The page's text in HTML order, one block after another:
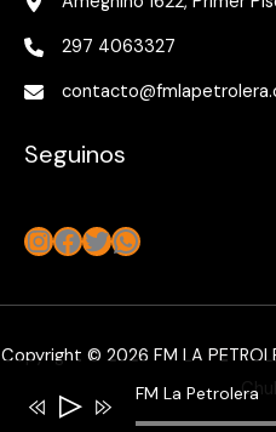
297 4063327
Seguinos
Instagram
Facebook
Twitter
WhatsApp
Copyright © 2026 FM LA
FM La Petrolera
Reproductor